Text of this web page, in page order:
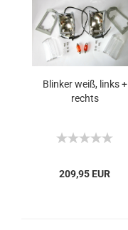
Blinker weiß, links +
rechts
209,95 EUR